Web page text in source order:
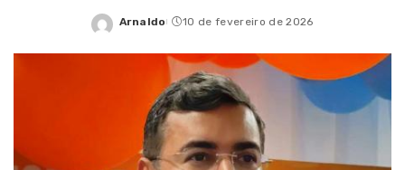
Posted
Arnaldo 10 de fevereiro de 2026